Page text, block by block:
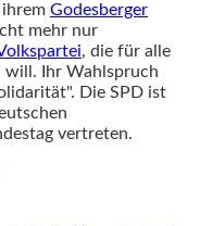
Godesberger
mehr nur
, die für alle
will. Ihr Wahlspruch
Die SPD ist
vertreten.